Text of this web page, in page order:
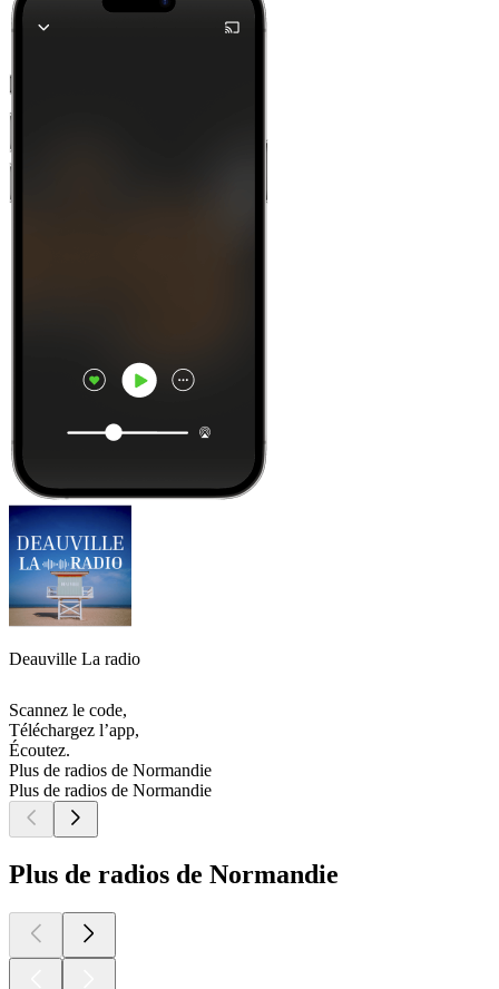
Deauville La radio
Scannez le code,
Téléchargez l’app,
Écoutez.
Plus de radios de Normandie
Plus de radios de Normandie
Plus de radios de Normandie